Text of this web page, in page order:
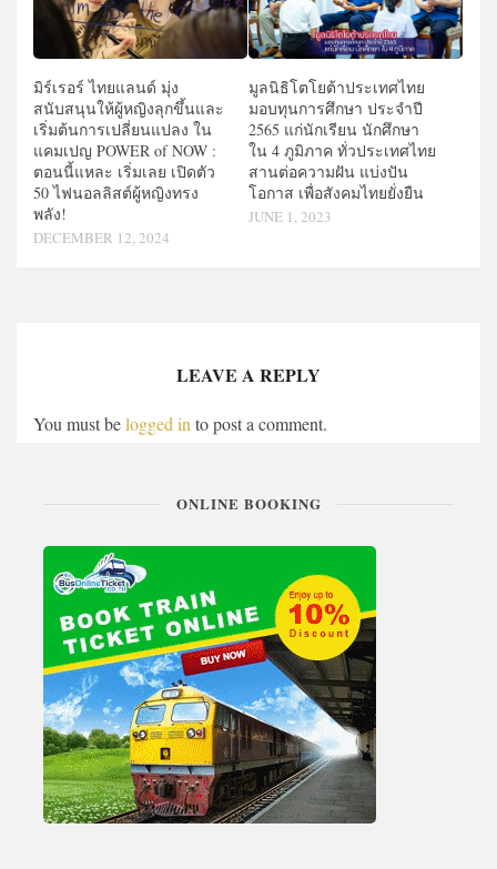
มิร์เรอร์ ไทยแลนด์ มุ่ง
สนับสนุนให้ผู้หญิงลุกขึ้นและ
เริ่มต้นการเปลี่ยนแปลง ใน
แคมเปญ POWER of NOW :
ตอนนี้แหละ เริ่มเลย เปิดตัว
50 ไฟนอลลิสต์ผู้หญิงทรง
พลัง!
DECEMBER 12, 2024
มูลนิธิโตโยต้าประเทศไทย
มอบทุนการศึกษา ประจำปี
2565 แก่นักเรียน นักศึกษา
ใน 4 ภูมิภาค ทั่วประเทศไทย
สานต่อความฝัน แบ่งปัน
โอกาส เพื่อสังคมไทยยั่งยืน
JUNE 1, 2023
LEAVE A REPLY
You must belogged in to post a comment.
ONLINE BOOKING